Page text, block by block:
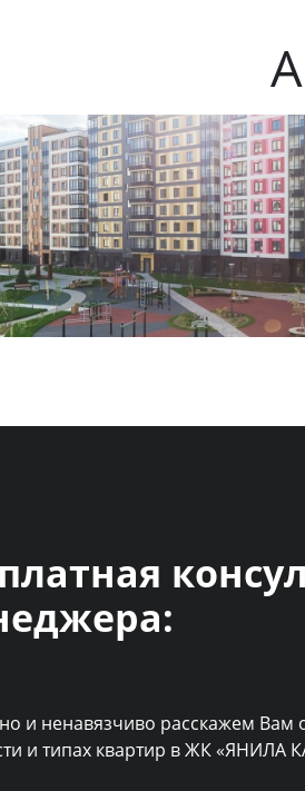
и ненавязчиво расскажем Вам
и типах квартир в ЖК «ЯНИЛА